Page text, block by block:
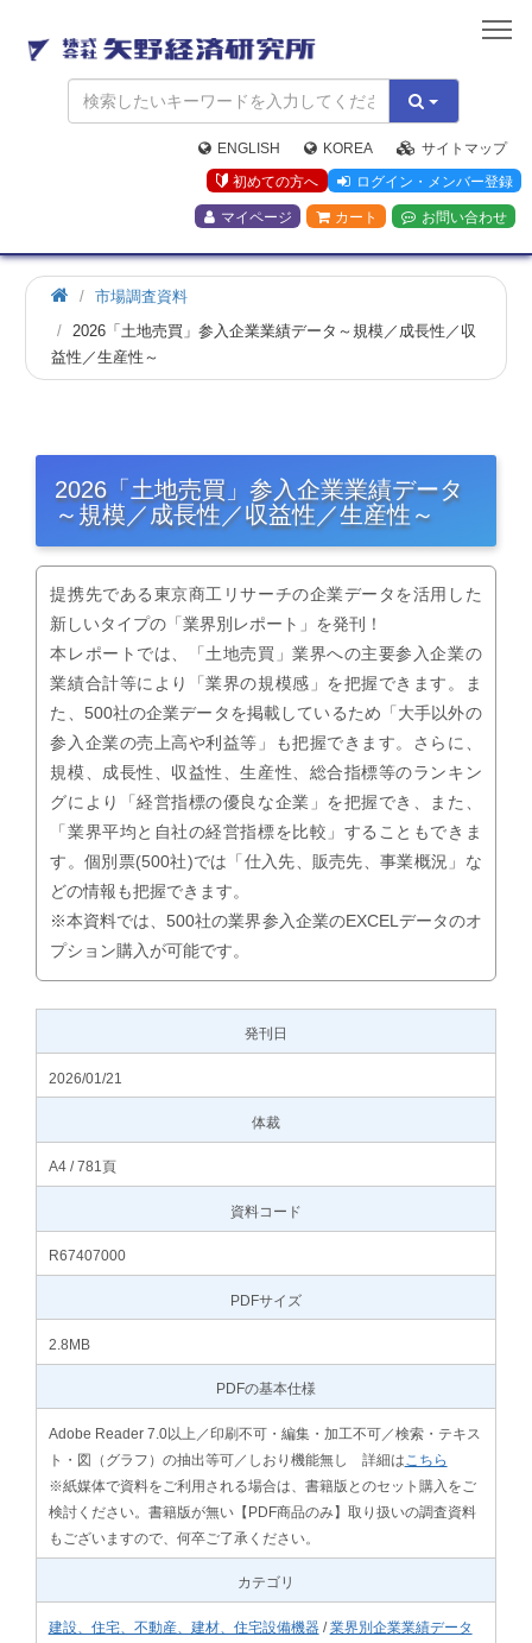
矢
野
経
済
研
究
所
ENGLISH KOREA
サイトマップ
初めての方へ
ログイン・メンバー登録
マイページ カート お問い合わせ
市場調査資料
2026「土地売買」参入企業業績データ～規模／成長性／収
益性／生産性～
2026「土地売買」参入企業業績データ
～規模／成長性／収益性／生産性～
提携先である東京商工リサーチの企業データを活用した
新しいタイプの「業界別レポート」を発刊！
本レポートでは、「土地売買」業界への主要参入企業の
業績合計等により「業界の規模感」を把握できます。ま
た、500社の企業データを掲載しているため「大手以外の
参入企業の売上高や利益等」も把握できます。さらに、
規模、成長性、収益性、生産性、総合指標等のランキン
グにより「経営指標の優良な企業」を把握でき、また、
「業界平均と自社の経営指標を比較」することもできま
す。個別票(500社)では「仕入先、販売先、事業概況」な
どの情報も把握できます。
※本資料では、500社の業界参入企業のEXCELデータのオ
プション購入が可能です。
発刊日
2026/01/21
体裁
A4 / 781頁
資料コード
R67407000
PDFサイズ
2.8MB
PDFの基本仕様
Adobe Reader 7.0以上／印刷不可・編集・加工不可／検索・テキス
ト・図（グラフ）の抽出等可／しおり機能無し 詳細は こちら
※紙媒体で資料をご利用される場合は、書籍版とのセット購入をご
検討ください。書籍版が無い【PDF商品のみ】取り扱いの調査資料
もございますので、何卒ご了承ください。
カテゴリ
建設、住宅、不動産、建材、住宅設備機器/業界別企業業績データ